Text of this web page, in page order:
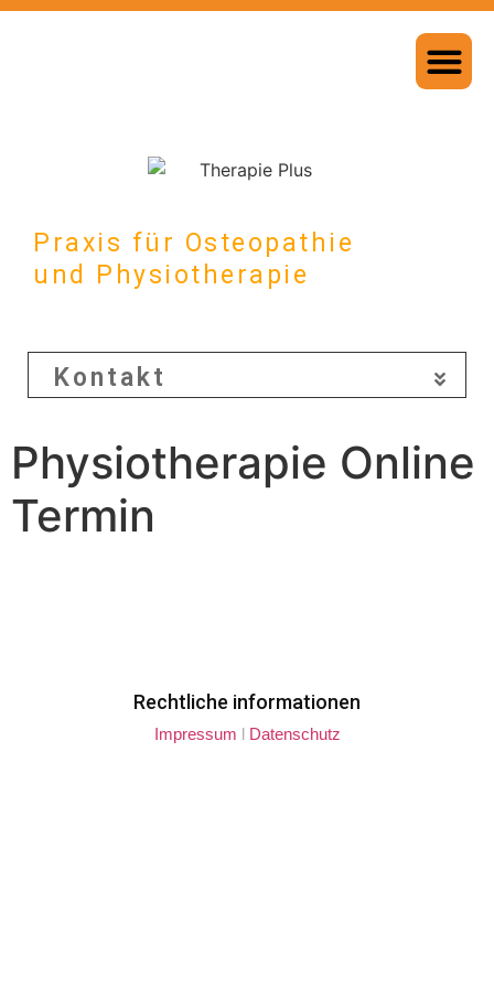
Praxis für Osteopathie
und Physiotherapie
Kontakt
Physiotherapie Online
Termin
Rechtliche informationen
Impressum l Datenschutz